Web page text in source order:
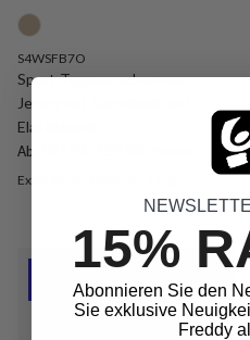
S4WSFB7O
Sport-Top aus schwerem
Jersey mit Racerback und
Elastikband
Verkaufspreis
Ab
Extra Small
Outlet -60%
15%
Abonnieren Sie den
Sie exklusive
Freddy